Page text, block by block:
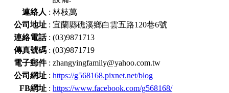
連絡人 : 林枝萬
公司地址 : 宜蘭縣礁溪鄉白雲五路120巷6號
連絡電話: (03)9871713
傳真號碼 : (03)9871719
電子郵件: zhangyingfamily@yahoo.com.tw
公司網址 : https://g568168.pixnet.net/blog
FB網址 : https://www.facebook.com/g568168/